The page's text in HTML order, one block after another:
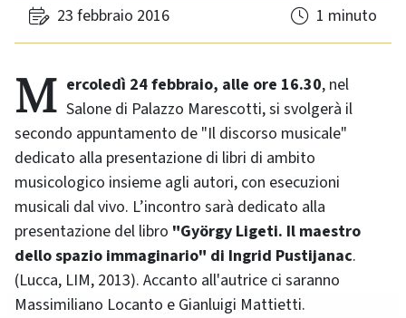
23 febbraio 2016 1 minuto
Mercoledì 24 febbraio, alle ore 16.30, nel
Salone di Palazzo Marescotti, si svolgerà il
secondo appuntamento de "Il discorso musicale"
dedicato alla presentazione di libri di ambito
musicologico insieme agli autori, con esecuzioni
musicali dal vivo. L’incontro sarà dedicato alla
presentazione del libro "György Ligeti. Il maestro
dello spazio immaginario" di Ingrid Pustijanac.
(Lucca, LIM, 2013). Accanto all'autrice ci saranno
Massimiliano Locanto e Gianluigi Mattietti.